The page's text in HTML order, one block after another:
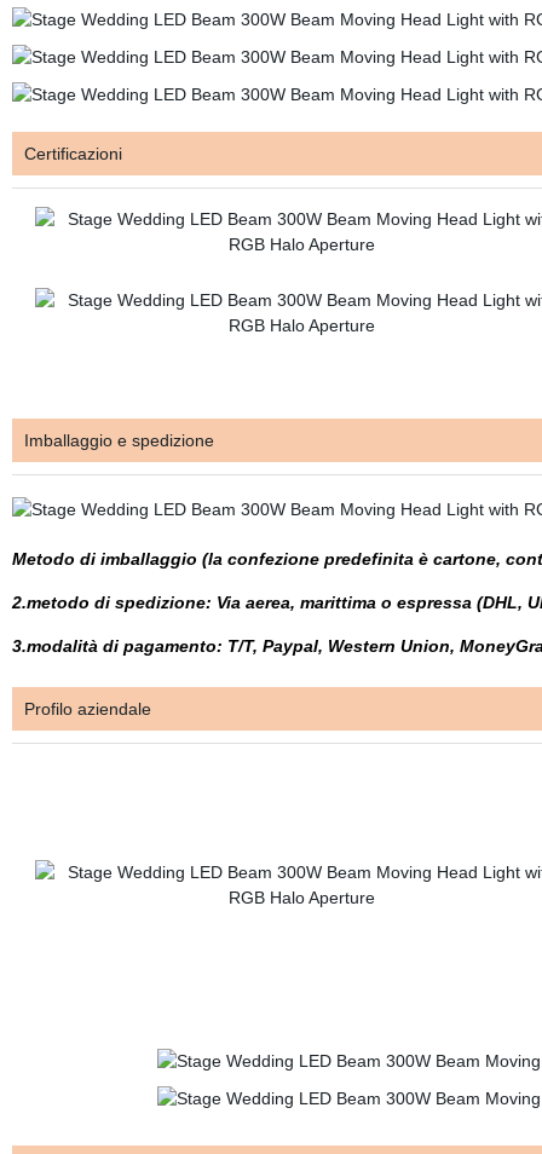
Certificazioni
Imballaggio e spedizione
Metodo di imballaggio (la confezione predefinita è cartone,
2.metodo di spedizione: Via aerea, marittima o espressa (DHL,
3.modalità di pagamento: T/T, Paypal, Western Union,
Profilo aziendale